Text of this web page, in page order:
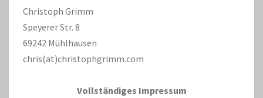
Christoph Grimm
Speyerer Str. 8
69242 Mühlhausen
chris(at)christophgrimm.com
Vollständiges Impressum